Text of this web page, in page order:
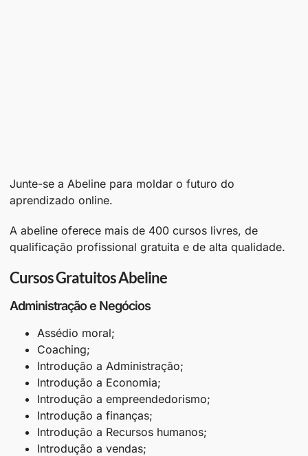
Junte-se a Abeline para moldar o futuro do
aprendizado online.
A abeline oferece mais de 400 cursos livres, de
qualificação profissional gratuita e de alta qualidade.
Cursos Gratuitos Abeline
Administração e Negócios
Assédio moral;
Coaching;
Introdução a Administração;
Introdução a Economia;
Introdução a empreendedorismo;
Introdução a finanças;
Introdução a Recursos humanos;
Introdução a vendas;